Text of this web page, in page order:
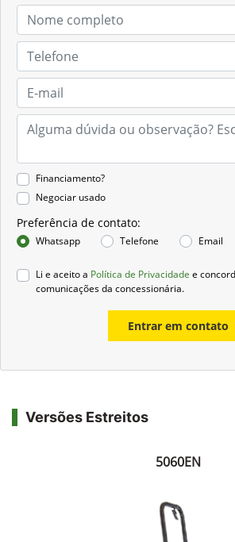
Financiamento?
Negociar usado
Preferência de contato:
Whatsapp Telefone Email
Li e aceito a Política de Privacidade e
comunicações da concessionária.
Entrar em contato
Versões Estreitos
5060EN